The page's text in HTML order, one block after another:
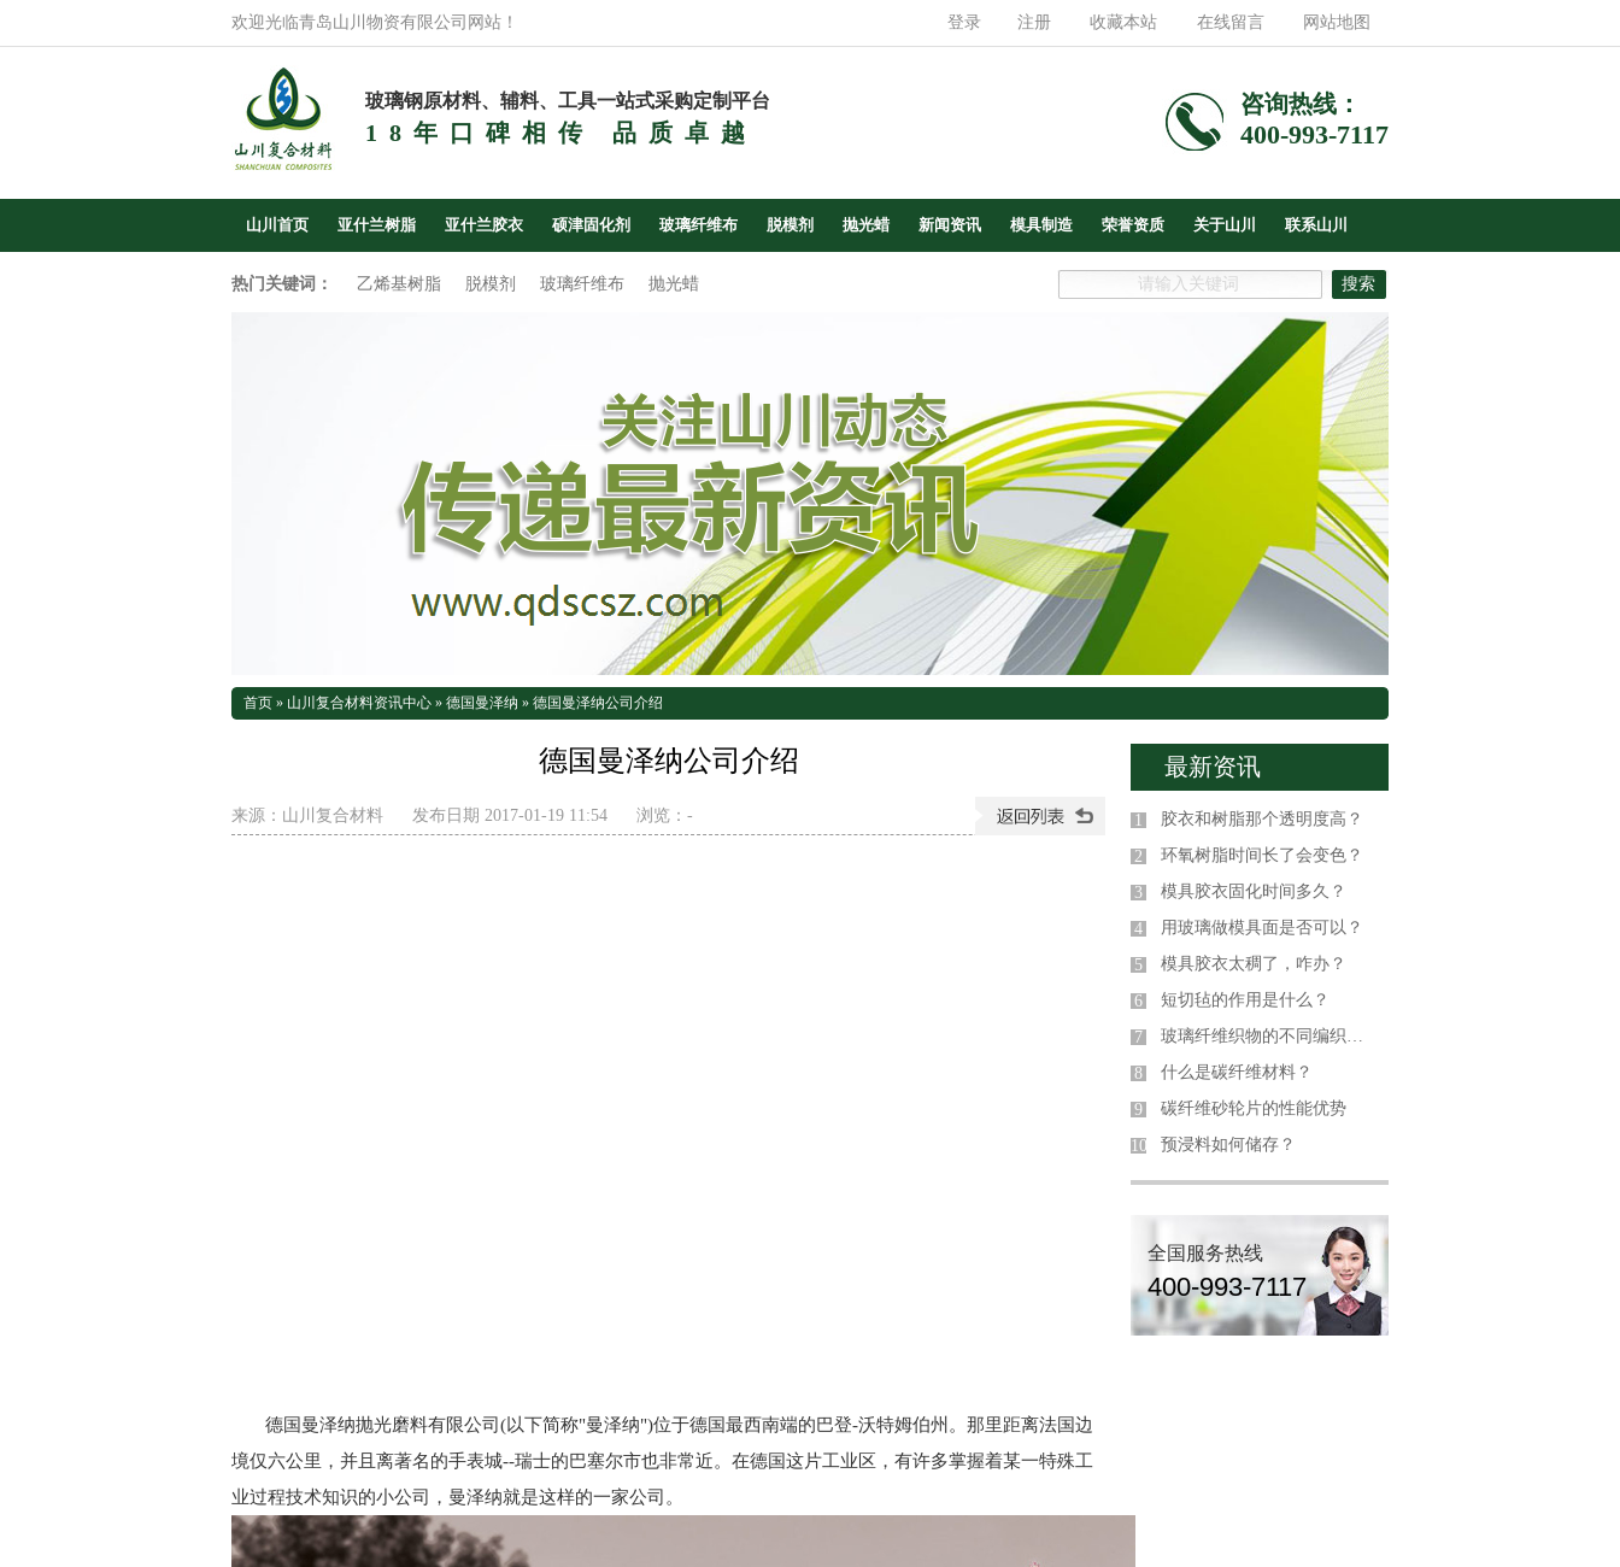
登录 注册 收藏本站 在线留言 网站地图
欢迎光临青岛山川物资有限公司网站！
玻璃钢原材料、辅料、工具一站式采购定制平台
18年口碑相传 品质卓越
咨询热线：
400-993-7117
山川首页 亚什兰树脂 亚什兰胶衣 硕津固化剂 玻璃纤维布 脱模剂 抛光蜡 新闻资讯 模具制造 荣誉资质 关于山川 联系山川
热门关键词： 乙烯基树脂 脱模剂 玻璃纤维布 抛光蜡
首页 » 山川复合材料资讯中心 » 德国曼泽纳 » 德国曼泽纳公司介绍
德国曼泽纳公司介绍
来源： 山川复合材料 发布日期 2017-01-19 11:54 浏览： -
德国曼泽纳抛光磨料有限公司(以下简称"曼泽纳")位于德国最西南端的巴登-沃特姆伯州。那里距离法国边
境仅六公里，并且离著名的手表城--瑞士的巴塞尔市也非常近。在德国这片工业区，有许多掌握着某一特殊工
业过程技术知识的小公司，曼泽纳就是这样的一家公司。
最新资讯
1 胶衣和树脂那个透明度高？
2 环氧树脂时间长了会变色？
3 模具胶衣固化时间多久？
4 用玻璃做模具面是否可以？
5 模具胶衣太稠了，咋办？
6 短切毡的作用是什么？
7 玻璃纤维织物的不同编织方式
8 什么是碳纤维材料？
9 碳纤维砂轮片的性能优势
10 预浸料如何储存？
全国服务热线
400-993-7117